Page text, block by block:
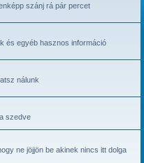
h
szánj rá pár percet
és egyéb hasznos információ
nálunk
szedve
ne jöjjön be akinek nincs itt dolga